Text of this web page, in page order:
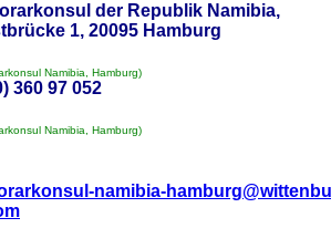
der Republik Namibia,
1, 20095 Hamburg
Namibia, Hamburg)
360 97 052
Namibia, Hamburg)
namibia-